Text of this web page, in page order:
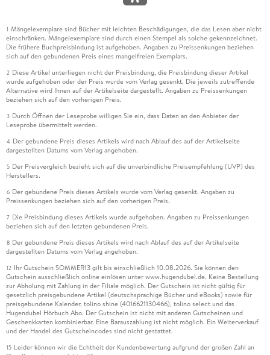
1 Mängelexemplare sind Bücher mit leichten Beschädigungen, die das Lesen aber nicht
einschränken. Mängelexemplare sind durch einen Stempel als solche gekennzeichnet.
Die frühere Buchpreisbindung ist aufgehoben. Angaben zu Preissenkungen beziehen
sich auf den gebundenen Preis eines mangelfreien Exemplars.
2 Diese Artikel unterliegen nicht der Preisbindung, die Preisbindung dieser Artikel
wurde aufgehoben oder der Preis wurde vom Verlag gesenkt. Die jeweils zutreffende
Alternative wird Ihnen auf der Artikelseite dargestellt. Angaben zu Preissenkungen
beziehen sich auf den vorherigen Preis.
3 Durch Öffnen der Leseprobe willigen Sie ein, dass Daten an den Anbieter der
Leseprobe übermittelt werden.
4 Der gebundene Preis dieses Artikels wird nach Ablauf des auf der Artikelseite
dargestellten Datums vom Verlag angehoben.
5 Der Preisvergleich bezieht sich auf die unverbindliche Preisempfehlung (UVP) des
Herstellers.
6 Der gebundene Preis dieses Artikels wurde vom Verlag gesenkt. Angaben zu
Preissenkungen beziehen sich auf den vorherigen Preis.
7 Die Preisbindung dieses Artikels wurde aufgehoben. Angaben zu Preissenkungen
beziehen sich auf den letzten gebundenen Preis.
8 Der gebundene Preis dieses Artikels wird nach Ablauf des auf der Artikelseite
dargestellten Datums vom Verlag angehoben.
12 Ihr Gutschein SOMMER13 gilt bis einschließlich 10.08.2026. Sie können den
Gutschein ausschließlich online einlösen unter www.hugendubel.de. Keine Bestellung
zur Abholung mit Zahlung in der Filiale möglich. Der Gutschein ist nicht gültig für
gesetzlich preisgebundene Artikel (deutschsprachige Bücher und eBooks) sowie für
preisgebundene Kalender, tolino shine (4016621130466), tolino select und das
Hugendubel Hörbuch Abo. Der Gutschein ist nicht mit anderen Gutscheinen und
Geschenkkarten kombinierbar. Eine Barauszahlung ist nicht möglich. Ein Weiterverkauf
und der Handel des Gutscheincodes sind nicht gestattet.
15 Leider können wir die Echtheit der Kundenbewertung aufgrund der großen Zahl an